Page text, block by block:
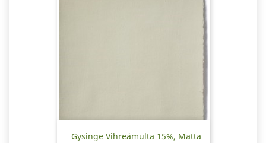
Gysinge Vihreämulta 15%, Matta